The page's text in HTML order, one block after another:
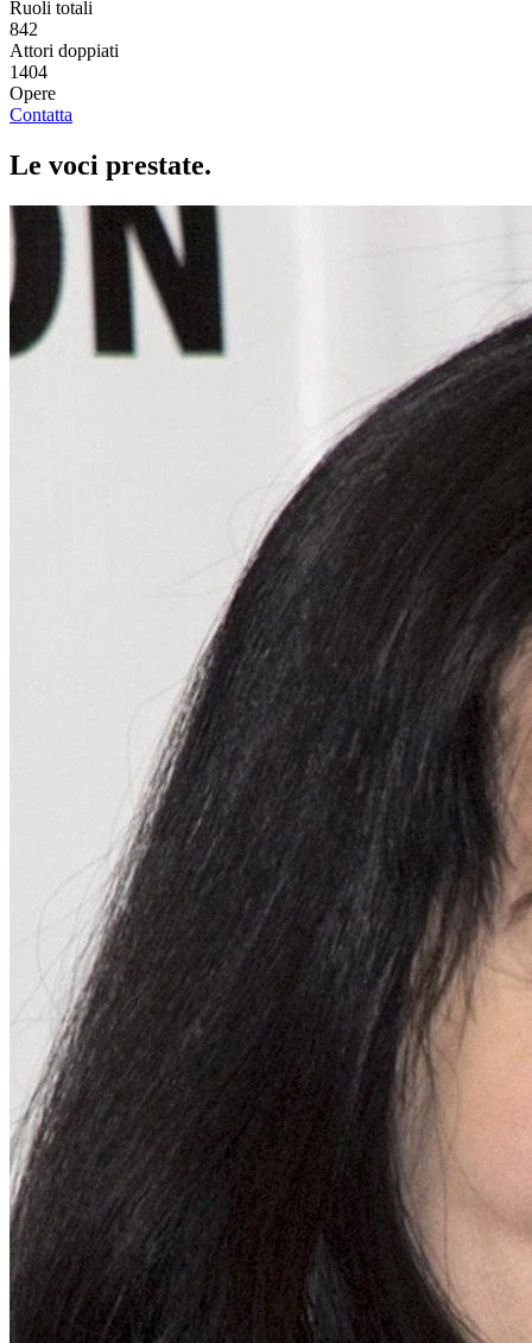
Ruoli totali
842
Attori doppiati
1404
Opere
Contatta
Le voci prestate.